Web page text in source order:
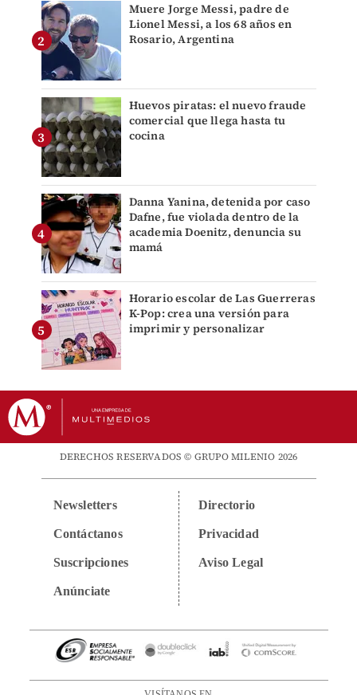
Muere Jorge Messi, padre de
Lionel Messi, a los 68 años en
Rosario, Argentina
Huevos piratas: el nuevo fraude
comercial que llega hasta tu
cocina
Danna Yanina, detenida por caso
Dafne, fue violada dentro de la
academia Doenitz, denuncia su
mamá
Horario escolar de Las Guerreras
K-Pop: crea una versión para
imprimir y personalizar
DERECHOS RESERVADOS © GRUPO MILENIO 2026
Newsletters
Contáctanos
Suscripciones
Anúnciate
Directorio
Privacidad
Aviso Legal